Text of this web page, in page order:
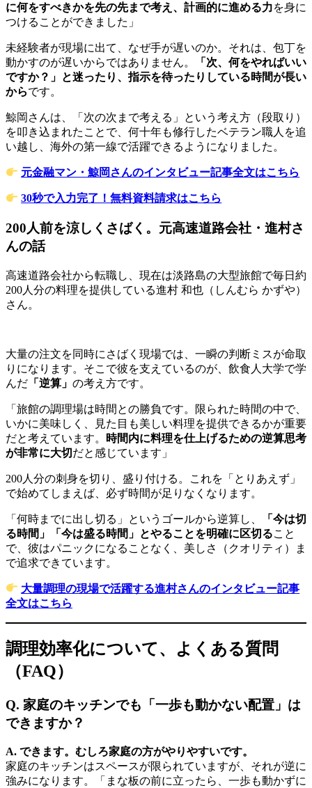
に何をすべきかを先の先まで考え、計画的に進める力を身に
つけることができました」
未経験者が現場に出て、なぜ手が遅いのか。それは、包丁を
動かすのが遅いからではありません。
「次、何をやればいい
ですか？」と迷ったり、指示を待ったりしている時間が長い
からです。
鯨岡さんは、「次の次まで考える」という考え方（段取り）
を叩き込まれたことで、何十年も修行したベテラン職人を追
い越し、海外の第一線で活躍できるようになりました。
元金融マン・鯨岡さんのインタビュー記事全文はこちら
30秒で入力完了！無料資料請求はこちら
200人前を涼しくさばく。元高速道路会社・進村さ
んの話
高速道路会社から転職し、現在は淡路島の大型旅館で毎日約
200人分の料理を提供している進村 和也（しんむら かずや）
さん。
大量の注文を同時にさばく現場では、一瞬の判断ミスが命取
りになります。そこで彼を支えているのが、飲食人大学で学
んだ 「逆算」 の考え方です。
「旅館の調理場は時間との勝負です。限られた時間の中で、
いかに美味しく、見た目も美しい料理を提供できるかが重要
だと考えています。
時間内に料理を仕上げるための逆算思考
が非常に大切だと感じています」
200人分の刺身を切り、盛り付ける。これを「とりあえず」
で始めてしまえば、必ず時間が足りなくなります。
「何時までに出し切る」というゴールから逆算し、
「今は切
る時間」「今は盛る時間」とやることを明確に区切ること
で、彼はパニックになることなく、美しさ（クオリティ）ま
で追求できています。
大量調理の現場で活躍する進村さんのインタビュー記事
全文はこちら
調理効率化について、よくある質問
（FAQ）
Q. 家庭のキッチンでも「一歩も動かない配置」は
できますか？
A. できます。むしろ家庭の方がやりやすいです。
家庭のキッチンはスペースが限られていますが、それが逆に
強みになります。「まな板の前に立ったら、一歩も動かずに